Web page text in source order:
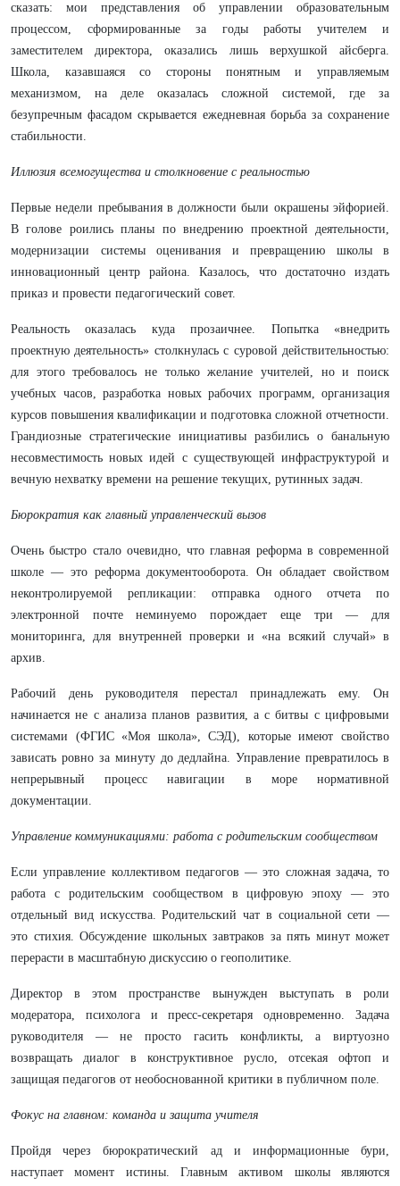
сказать: мои представления об управлении образовательным
процессом, сформированные за годы работы учителем и
заместителем директора, оказались лишь верхушкой айсберга.
Школа, казавшаяся со стороны понятным и управляемым
механизмом, на деле оказалась сложной системой, где за
безупречным фасадом скрывается ежедневная борьба за сохранение
стабильности.
Иллюзия всемогущества и столкновение с реальностью
Первые недели пребывания в должности были окрашены эйфорией.
В голове роились планы по внедрению проектной деятельности,
модернизации системы оценивания и превращению школы в
инновационный центр района. Казалось, что достаточно издать
приказ и провести педагогический совет.
Реальность оказалась куда прозаичнее. Попытка «внедрить
проектную деятельность» столкнулась с суровой действительностью:
для этого требовалось не только желание учителей, но и поиск
учебных часов, разработка новых рабочих программ, организация
курсов повышения квалификации и подготовка сложной отчетности.
Грандиозные стратегические инициативы разбились о банальную
несовместимость новых идей с существующей инфраструктурой и
вечную нехватку времени на решение текущих, рутинных задач.
Бюрократия как главный управленческий вызов
Очень быстро стало очевидно, что главная реформа в современной
школе — это реформа документооборота. Он обладает свойством
неконтролируемой репликации: отправка одного отчета по
электронной почте неминуемо порождает еще три — для
мониторинга, для внутренней проверки и «на всякий случай» в
архив.
Рабочий день руководителя перестал принадлежать ему. Он
начинается не с анализа планов развития, а с битвы с цифровыми
системами (ФГИС «Моя школа», СЭД), которые имеют свойство
зависать ровно за минуту до дедлайна. Управление превратилось в
непрерывный процесс навигации в море нормативной
документации.
Управление коммуникациями: работа с родительским сообществом
Если управление коллективом педагогов — это сложная задача, то
работа с родительским сообществом в цифровую эпоху — это
отдельный вид искусства. Родительский чат в социальной сети —
это стихия. Обсуждение школьных завтраков за пять минут может
перерасти в масштабную дискуссию о геополитике.
Директор в этом пространстве вынужден выступать в роли
модератора, психолога и пресс-секретаря одновременно. Задача
руководителя — не просто гасить конфликты, а виртуозно
возвращать диалог в конструктивное русло, отсекая офтоп и
защищая педагогов от необоснованной критики в публичном поле.
Фокус на главном: команда и защита учителя
Пройдя через бюрократический ад и информационные бури,
наступает момент истины. Главным активом школы являются